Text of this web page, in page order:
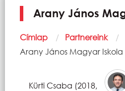
Arany János
Morzsa
Címlap
Partnereink
Current:
Arany János Magyar Iskola
Kürti Csaba (2018,